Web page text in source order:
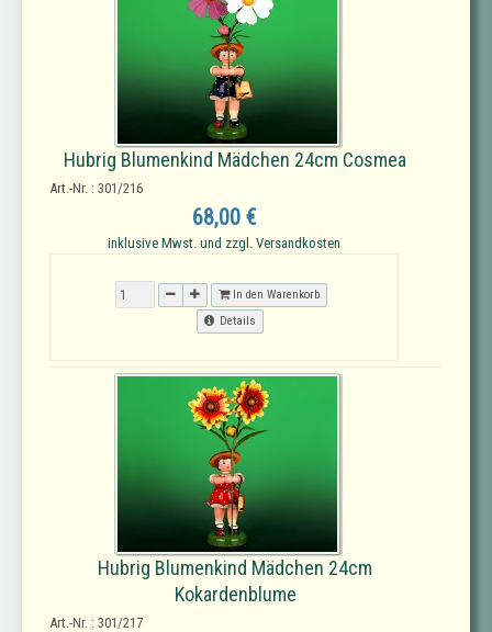
Hubrig Blumenkind Mädchen 24cm Cosmea
Art.-Nr. : 301/216
68,00 €
inklusive Mwst. und zzgl. Versandkosten
In den Warenkorb
Details
Hubrig Blumenkind Mädchen 24cm
Kokardenblume
Art.-Nr. : 301/217